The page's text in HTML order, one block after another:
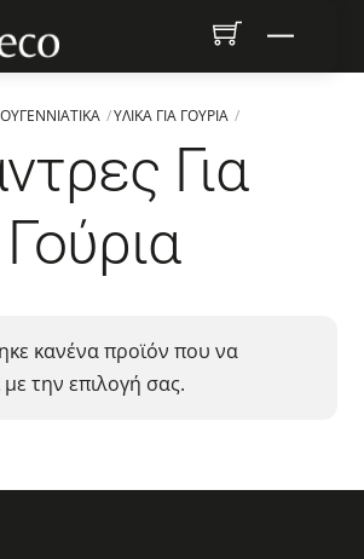
Menu
ΥΛΙΚΆ ΓΙΑ ΓΟΎΡΙΑ
Για
Γούρια
κανένα προϊόν που να
με την επιλογή σας.